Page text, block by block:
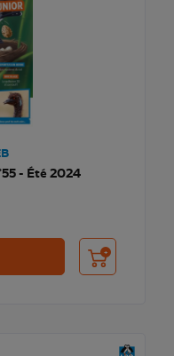
- Été 2024
Ajouter au